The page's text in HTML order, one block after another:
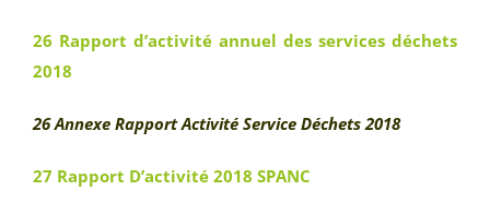
26 Rapport d’activité annuel des services déchets
2018
26 Annexe Rapport Activité Service Déchets 2018
27 Rapport D’activité 2018 SPANC